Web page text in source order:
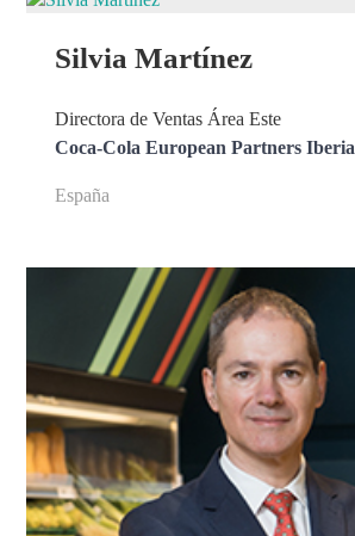
Silvia Martínez
Directora de Ventas Área Este
Coca-Cola European Partners Iberia
España